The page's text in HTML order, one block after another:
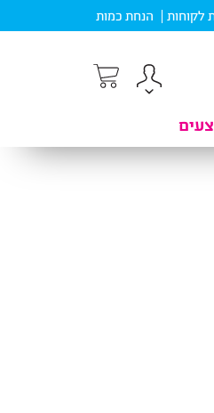
לקוחות הנחת כמות